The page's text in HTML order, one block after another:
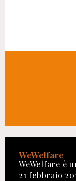
WeWelfare
WeWelfare è
21 febbraio